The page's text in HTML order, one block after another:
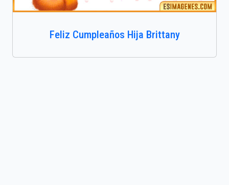
Feliz Cumpleaños Hija Brittany